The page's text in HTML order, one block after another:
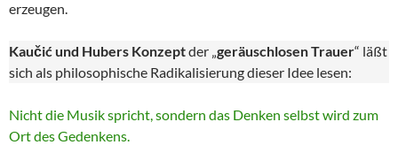
erzeugen.
Kaučić und Hubers Konzeptder „geräuschlosen Trauer“ läßt
sich als philosophische Radikalisierung dieser Idee lesen:
Nicht die Musik spricht, sondern das Denken selbst wird zum
Ort des Gedenkens.